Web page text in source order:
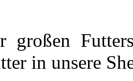
großen
in unsere